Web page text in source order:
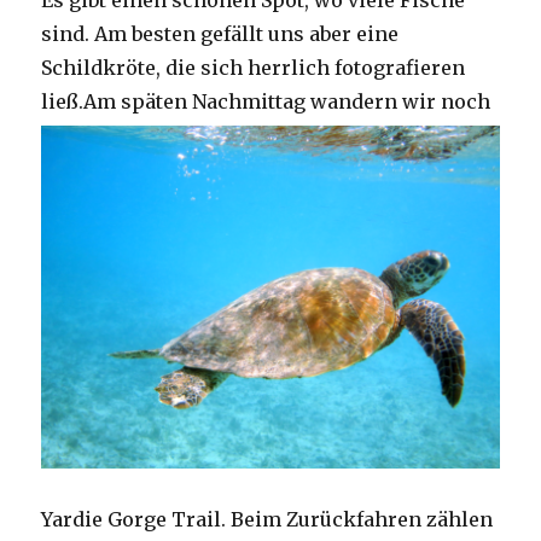
sind. Am besten gefällt uns aber eine
Schildkröte, die sich herrlich fotografieren
ließ.Am späten Nachmittag wandern wir noch
Yardie Gorge Trail. Beim Zurückfahren zählen